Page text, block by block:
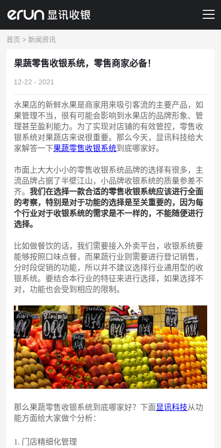
产品&服务
解决方案
新闻资讯
关于我们
联系我们
预约演示
首页 >新闻资讯
果蔬零售收银系统，零售商家必备！
12-22 - 2021
水果店的新鲜水果是商家用来吸引客流的主要产品，如
果管理不当，很有可能会影响到水果店的品牌形象、管
理甚至盈利能力。为了实现对店铺的有效管控，零售收
银系统对果蔬店来说很重要。那么今天，显讯科技给大
家解答一下果蔬零售收银系统到底哪家好。
市面上大大小小的零售收银系统品牌的选择有很多，主
流品牌占据了半壁江山，小品牌收银系统的质量参差不
齐。我们在选择一款合适的零售收银系统应该进行全面
的考察，特别是对于功能的选择是至关重要的，因为每
个行业对于收银系统的需求是不一样的，不能随便进行
选择。
比如做餐饮的话，我们需要接入外卖平台，收银系统要
能够按照口味点餐，而果蔬行业则需要进行登记销售，
分时段促销的功能，所以并不建议选择行业通用型的收
银系统。要结合本行业的特征来进行选择，如果选择不
对，功能也会受到相应的限制。
那么果蔬零售收银系统到底哪家好？下面显讯科技从功
能方面给大家做个分析：
1. 门店精细化管理